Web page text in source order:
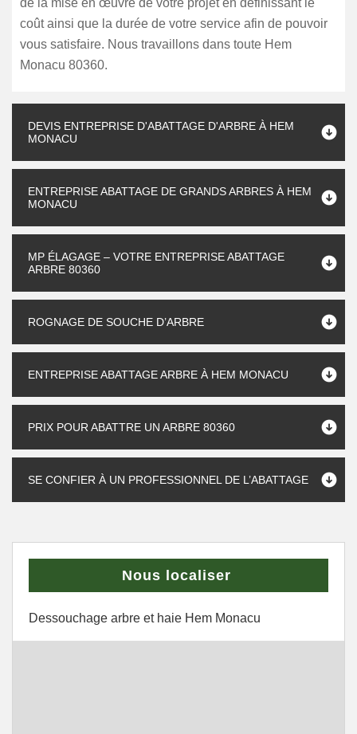
de la mise en œuvre de votre projet en définissant le
coût ainsi que la durée de votre service afin de pouvoir
vous satisfaire. Nous travaillons dans toute Hem
Monacu 80360.
DEVIS ENTREPRISE D'ABATTAGE D'ARBRE À HEM
MONACU
ENTREPRISE ABATTAGE DE GRANDS ARBRES À HEM
MONACU
MP ÉLAGAGE – VOTRE ENTREPRISE ABATTAGE
ARBRE 80360
ROGNAGE DE SOUCHE D’ARBRE
ENTREPRISE ABATTAGE ARBRE À HEM MONACU
PRIX POUR ABATTRE UN ARBRE 80360
SE CONFIER À UN PROFESSIONNEL DE L’ABATTAGE
Nous localiser
Dessouchage arbre et haie Hem Monacu